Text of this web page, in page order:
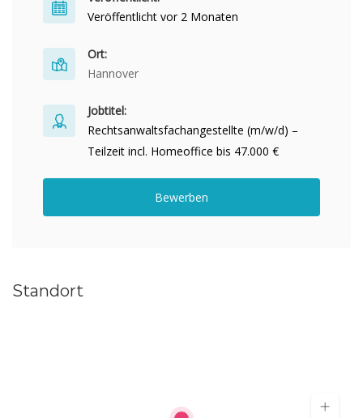
Veröffentlicht vor 2 Monaten
Ort:
Hannover
Jobtitel:
Rechtsanwaltsfachangestellte (m/w/d) –
Teilzeit incl. Homeoffice bis 47.000 €
Bewerben
Standort